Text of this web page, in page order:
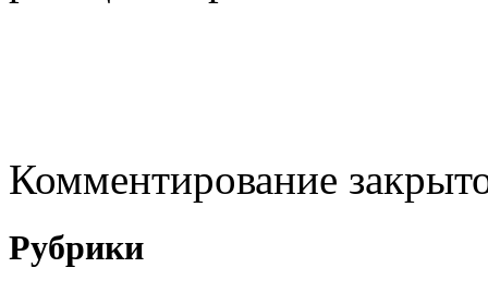
Комментирование
Рубрики